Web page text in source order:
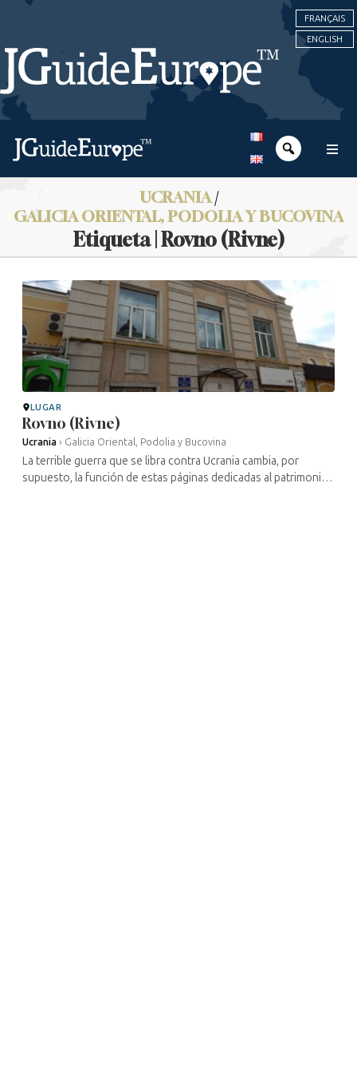
FRANÇAIS
ENGLISH
UCRANIA/
GALICIA ORIENTAL, PODOLIA Y BUCOVINA
Etiqueta | Rovno (Rivne)
LUGAR
Rovno (Rivne)
Ucrania › Galicia Oriental, Podolia y Bucovina
La terrible guerra que se libra contra Ucrania cambia, por
supuesto, la función de estas páginas dedicadas al patrimonio